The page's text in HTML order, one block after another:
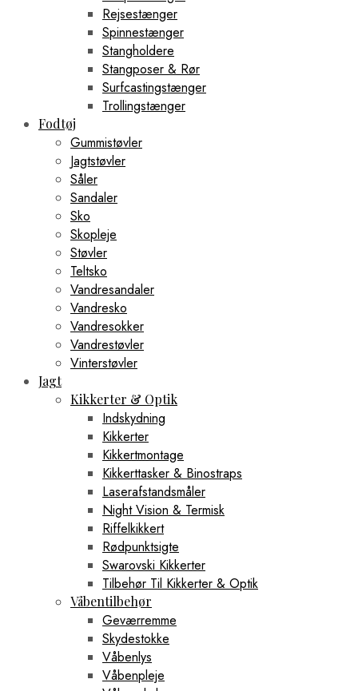
Rejsestænger
Spinnestænger
Stangholdere
Stangposer & Rør
Surfcastingstænger
Trollingstænger
Fodtøj
Gummistøvler
Jagtstøvler
Såler
Sandaler
Sko
Skopleje
Støvler
Teltsko
Vandresandaler
Vandresko
Vandresokker
Vandrestøvler
Vinterstøvler
Jagt
Kikkerter & Optik
Indskydning
Kikkerter
Kikkertmontage
Kikkerttasker & Binostraps
Laserafstandsmåler
Night Vision & Termisk
Riffelkikkert
Rødpunktsigte
Swarovski Kikkerter
Tilbehør Til Kikkerter & Optik
Våbentilbehør
Geværremme
Skydestokke
Våbenlys
Våbenpleje